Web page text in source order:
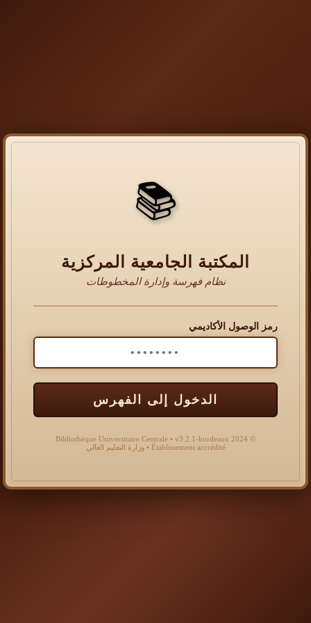
📚
المكتبة الجامعية المركزية
نظام فهرسة وإدارة المخطوطات
رمز الوصول الأكاديمي
الدخول إلى الفهرس
© 2024 Bibliothèque Universitaire Centrale • v3.2.1-bordeaux
Établissement accrédité • وزارة التعليم العالي